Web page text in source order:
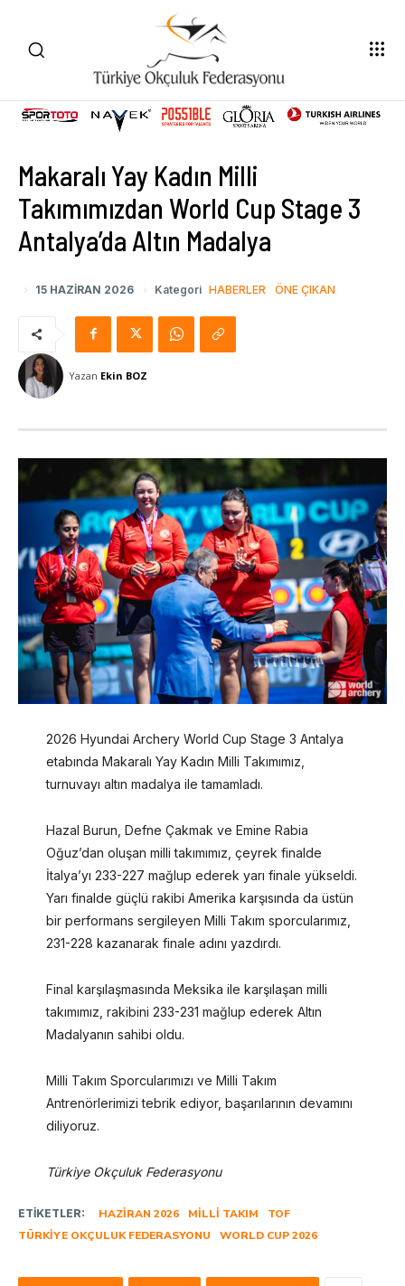
Makaralı Yay Kadın Milli
Takımımızdan World Cup Stage 3
Antalya’da Altın Madalya
15 HAZIRAN 2026 Kategori HABERLER ÖNE ÇIKAN
Yazan Ekin BOZ
2026 Hyundai Archery World Cup Stage 3 Antalya
etabında Makaralı Yay Kadın Milli Takımımız,
turnuvayı altın madalya ile tamamladı.
Hazal Burun, Defne Çakmak ve Emine Rabia
Oğuz’dan oluşan milli takımımız, çeyrek finalde
İtalya’yı 233-227 mağlup ederek yarı finale yükseldi.
Yarı finalde güçlü rakibi Amerika karşısında da üstün
bir performans sergileyen Milli Takım sporcularımız,
231-228 kazanarak finale adını yazdırdı.
Final karşılaşmasında Meksika ile karşılaşan milli
takımımız, rakibini 233-231 mağlup ederek Altın
Madalyanın sahibi oldu.
Milli Takım Sporcularımızı ve Milli Takım
Antrenörlerimizi tebrik ediyor, başarılarının devamını
diliyoruz.
Türkiye Okçuluk Federasyonu
ETIKETLER: HAZIRAN 2026 MILLI TAKIM
TOF
TÜRKIYE OKÇULUK FEDERASYONU
WORLD CUP 2026